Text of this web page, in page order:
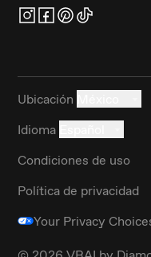
Ubicación
Idioma
Condiciones de uso
Política de privacidad
Your Privacy